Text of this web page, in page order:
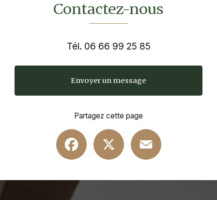
Contactez-nous
Tél. 06 66 99 25 85
Envoyer un message
Partagez cette page
Facebook